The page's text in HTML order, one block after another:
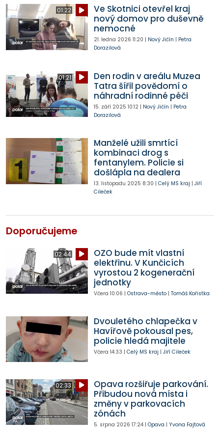
01:22
Ve Skotnici otevřel kraj
nový domov pro duševně
nemocné
21. ledna 2026 11:20 | Nový Jičín | Petra
Dorazilová
01:21
Den rodin v areálu Muzea
Tatra šířil povědomí o
náhradní rodinné péči
15. září 2025 10:12| Nový Jičín | Petra
Dorazilová
Manželé užili smrtící
kombinaci drog s
fentanylem. Policie si
došlápla na dealera
13. listopadu 2025 8:30 | Celý MS kraj | Jiří
Cileček
Doporučujeme
02:44
OZO bude mít vlastní
elektřinu. V Kunčicích
vyrostou 2 kogenerační
jednotky
Včera 10:06 | Ostrava-město| Tomáš Kořistka
Dvouletého chlapečka v
Havířově pokousal pes,
policie hledá majitele
Včera 14:33 | Celý MS kraj | Jiří Cileček
02:33
Opava rozšiřuje parkování.
Přibudou nová místa i
změny v parkovacích
zónách
5. srpna 2026 17:24| Opava | Yvona Fajtová